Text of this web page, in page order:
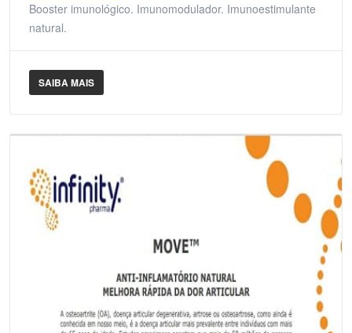
Booster imunológico. Imunomodulador. Imunoestimulante
natural.
SAIBA MAIS